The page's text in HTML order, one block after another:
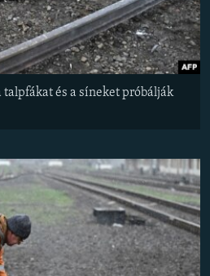
talpfákat és a síneket próbálják